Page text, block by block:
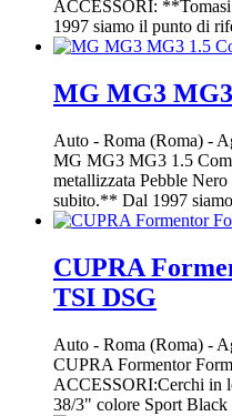
ACCESSORI:
1997 siamo il punto di
MG MG3
Auto - Roma (Roma) -
MG MG3 MG3 1.5
metallizzata Pebble
subito.** Dal 1997
CUPRA
TSI DSG
Auto - Roma (Roma) -
CUPRA Formentor
ACCESSORI:Cerchi in
38/3" colore Sport